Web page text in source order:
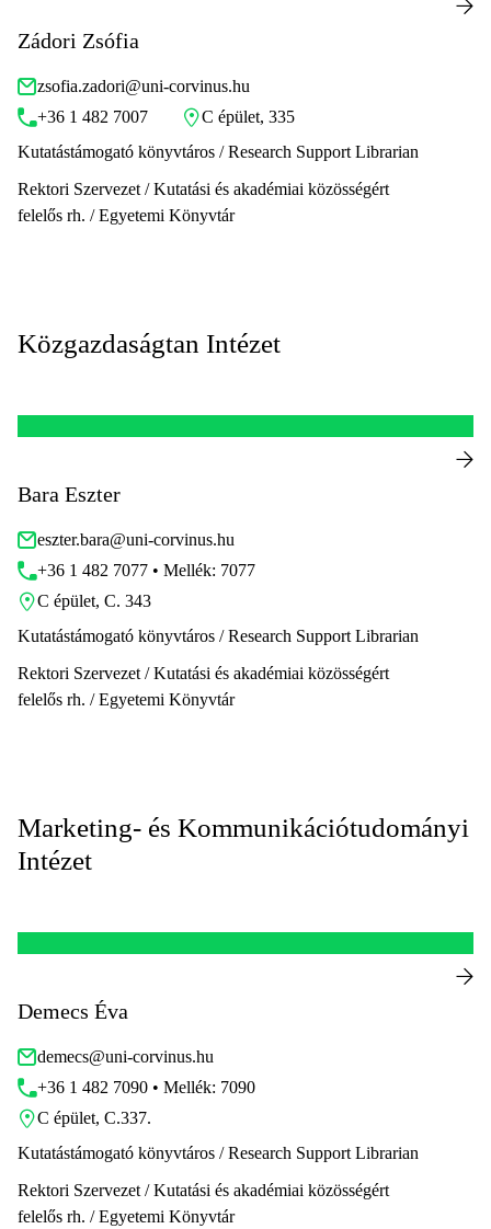
Zádori Zsófia
zsofia.zadori@uni-corvinus.hu
+36 1 482 7007
C épület, 335
Kutatástámogató könyvtáros / Research Support Librarian
Rektori Szervezet / Kutatási és akadémiai közösségért
felelős rh. / Egyetemi Könyvtár
Közgazdaságtan Intézet
Bara Eszter
eszter.bara@uni-corvinus.hu
+36 1 482 7077 • Mellék: 7077
C épület, C. 343
Kutatástámogató könyvtáros / Research Support Librarian
Rektori Szervezet / Kutatási és akadémiai közösségért
felelős rh. / Egyetemi Könyvtár
Marketing- és Kommunikációtudományi
Intézet
Demecs Éva
demecs@uni-corvinus.hu
+36 1 482 7090 • Mellék: 7090
C épület, C.337.
Kutatástámogató könyvtáros / Research Support Librarian
Rektori Szervezet / Kutatási és akadémiai közösségért
felelős rh. / Egyetemi Könyvtár